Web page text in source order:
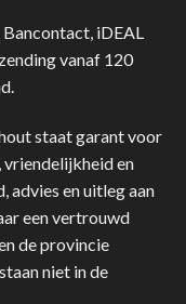
iDEAL
vanaf 120
staat garant voor
en
advies en uitleg aan
een vertrouwd
de provincie
niet in de